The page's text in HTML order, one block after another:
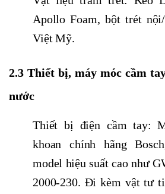
Apollo Foam, bột trét
Việt Mỹ.
2.3 Thiết bị, máy móc cầm
nước
Thiết bị điện cầm tay:
khoan chính hãng
model hiệu suất cao như
2000-230. Đi kèm vật tư